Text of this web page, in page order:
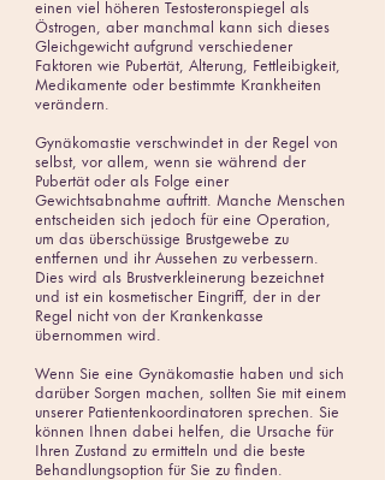
einen viel höheren Testosteronspiegel als
Östrogen, aber manchmal kann sich dieses
Gleichgewicht aufgrund verschiedener
Faktoren wie Pubertät, Alterung, Fettleibigkeit,
Medikamente oder bestimmte Krankheiten
verändern.
Gynäkomastie verschwindet in der Regel von
selbst, vor allem, wenn sie während der
Pubertät oder als Folge einer
Gewichtsabnahme auftritt. Manche Menschen
entscheiden sich jedoch für eine Operation,
um das überschüssige Brustgewebe zu
entfernen und ihr Aussehen zu verbessern.
Dies wird als Brustverkleinerung bezeichnet
und ist ein kosmetischer Eingriff, der in der
Regel nicht von der Krankenkasse
übernommen wird.
Wenn Sie eine Gynäkomastie haben und sich
darüber Sorgen machen, sollten Sie mit einem
unserer Patientenkoordinatoren sprechen. Sie
können Ihnen dabei helfen, die Ursache für
Ihren Zustand zu ermitteln und die beste
Behandlungsoption für Sie zu finden.